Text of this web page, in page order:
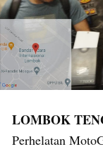
LOMBOK
Perhelatan